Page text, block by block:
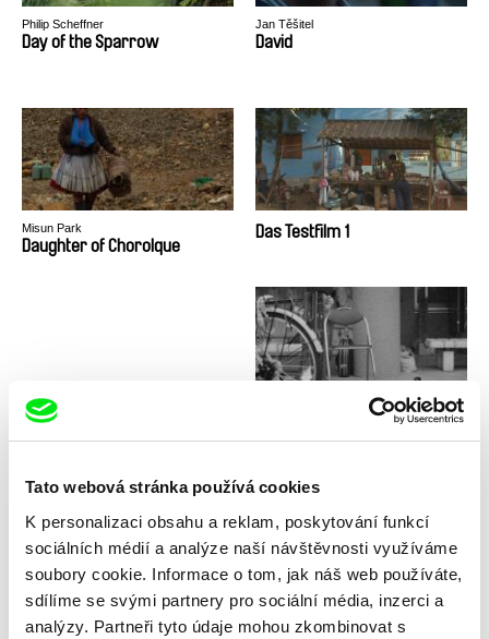
Tato webová stránka používá cookies
K personalizaci obsahu a reklam, poskytování funkcí
sociálních médií a analýze naší návštěvnosti využíváme
soubory cookie. Informace o tom, jak náš web používáte,
sdílíme se svými partnery pro sociální média, inzerci a
analýzy. Partneři tyto údaje mohou zkombinovat s
Philip Scheffner
Day of the Sparrow
Jan Těšitel
David
Misun Park
Daughter of Chorolque
Das Testfilm 1
Massimo D’Anolfi, Martina Parenti
Dark Matter
Alice Diop
Danton’s Death